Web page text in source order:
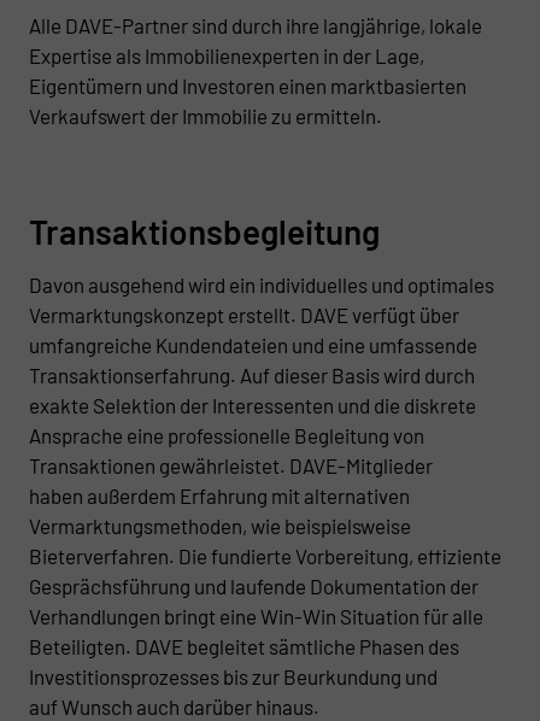
Alle DAVE-Partner sind durch ihre langjährige, lokale
Expertise als Immobilienexperten in der Lage,
Eigentümern und Investoren einen marktbasierten
Verkaufswert der Immobilie zu ermitteln.
Transaktionsbegleitung
Davon ausgehend wird ein individuelles und optimales
Vermarktungskonzept erstellt. DAVE verfügt über
umfangreiche Kundendateien und eine umfassende
Transaktionserfahrung. Auf dieser Basis wird durch
exakte Selektion der Interessenten und die diskrete
Ansprache eine professionelle Begleitung von
Transaktionen gewährleistet. DAVE-Mitglieder
haben außerdem Erfahrung mit alternativen
Vermarktungsmethoden, wie beispielsweise
Bieterverfahren. Die fundierte Vorbereitung, effiziente
Gesprächsführung und laufende Dokumentation der
Verhandlungen bringt eine Win-Win Situation für alle
Beteiligten. DAVE begleitet sämtliche Phasen des
Investitionsprozesses bis zur Beurkundung und
auf Wunsch auch darüber hinaus.